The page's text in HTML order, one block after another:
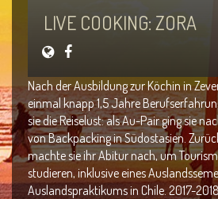
LIVE COOKING: ZORA
Nach der Ausbildung zur Köchin in
einmal knapp 1,5 Jahre
sie die Reiselust: als Au-Pair ging sie
von Backpacking in Südostasien.
machte sie ihr Abitur nach, um
studieren, inklusive eines
Auslandspraktikums in Chile. 2017-